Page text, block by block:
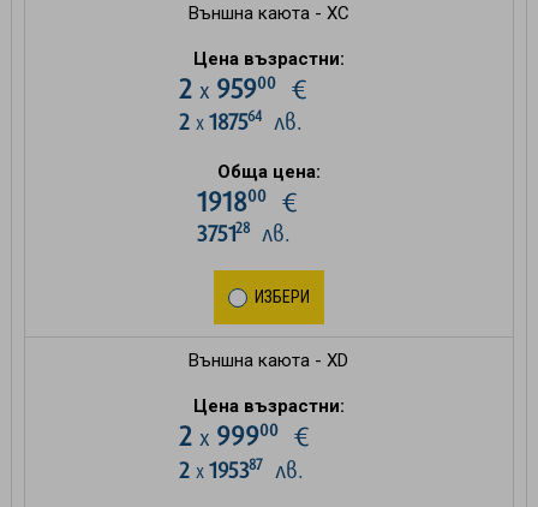
Външна каюта - XC
Цена възрастни:
2 х 95900€
2 х 187564лв.
Обща цена:
191800€
375128лв.
ИЗБЕРИ
Външна каюта - XD
Цена възрастни:
2 х 99900€
2 х 195387лв.